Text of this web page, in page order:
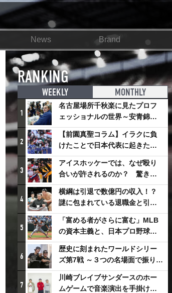
News Brand
RANKING
WEEKLY MONTHLY
1
名古屋場所千秋楽に見たプロフ
ェッショナルの世界～安青錦の
優勝を巡るさまざまなドラマ
2
【前園真聖コラム】イラクに負
けたことで日本代表に起きたプ
ラスとは
3
アイスホッケーでは、なぜ殴り
合いが許されるのか？ 驚きの
「ファイティング」ルールにつ
いて
4
横綱は引退で数億円の収入！？
謎に包まれている退職金と引退
相撲興行
5
「富める者がさらに富む」MLB
の資本主義と、日本プロ野球が
踏み出せない一歩
6
歴史に刻まれたワールドシリー
ズ第7戦 ～３つの名場面で振り返
る～
7
川崎ブレイブサンダースのホー
ムゲームで音楽演出を手掛ける